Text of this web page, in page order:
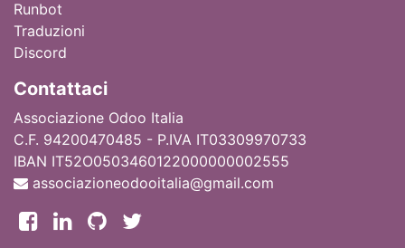
Runbot
Traduzioni
Discord
Contattaci
Associazione Odoo Italia
C.F. 94200470485 - P.IVA IT03309970733
IBAN IT52O0503460122000000002555
associazioneodooitalia@gmail.com